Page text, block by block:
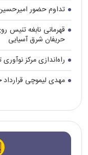
تداوم حضور
قهرمانی نابغه تنیس
حریفان شرق آسیایی
راه‌اندازی مرکز
مهدی لیموچی قرارداد